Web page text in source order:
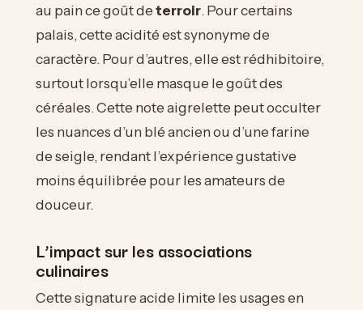
au pain ce goût deterroir. Pour certains
palais, cette acidité est synonyme de
caractère. Pour d’autres, elle est rédhibitoire,
surtout lorsqu’elle masque le goût des
céréales. Cette note aigrelette peut occulter
les nuances d’un blé ancien ou d’une farine
de seigle, rendant l’expérience gustative
moins équilibrée pour les amateurs de
douceur.
L’impact sur les associations
culinaires
Cette signature acide limite les usages en